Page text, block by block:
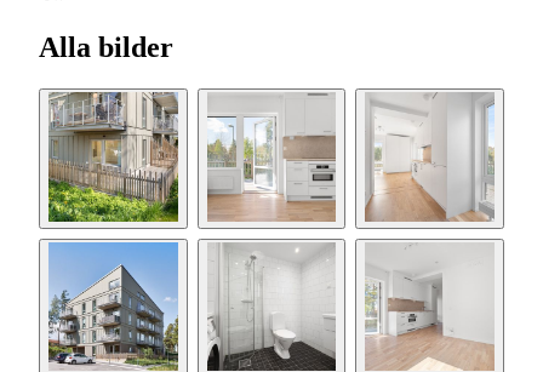
Alla bilder